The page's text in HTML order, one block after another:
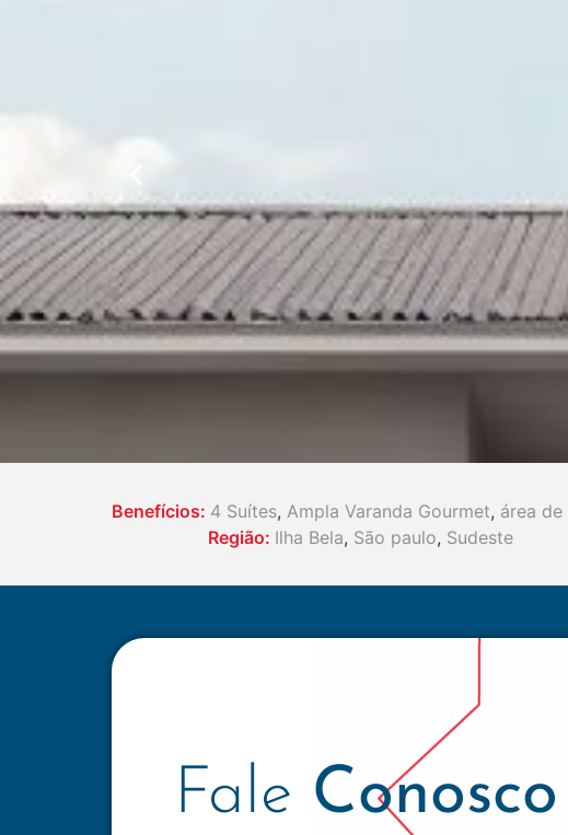
Benefícios: 4 Suítes, Ampla Varanda Gourmet, área
Região: Ilha Bela, São paulo, Sudeste
Fale Conosco